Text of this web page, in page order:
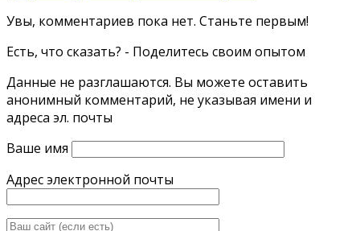
Увы, комментариев пока нет. Станьте первым!
Есть, что сказать? - Поделитесь своим опытом
Данные не разглашаются. Вы можете оставить
анонимный комментарий, не указывая имени и
адреса эл. почты
Ваше имя
Адрес электронной почты